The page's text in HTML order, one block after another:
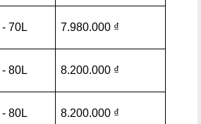
70L 7.980.000 ₫
80L 8.200.000 ₫
- 80L 8.200.000 ₫